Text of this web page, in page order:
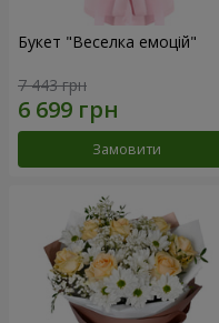
Букет "Веселка емоцій"
7 443 грн
Замовити